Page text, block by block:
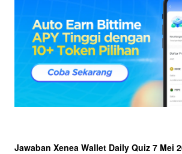
Jawaban Xenea Wallet Daily Quiz 7 Mei